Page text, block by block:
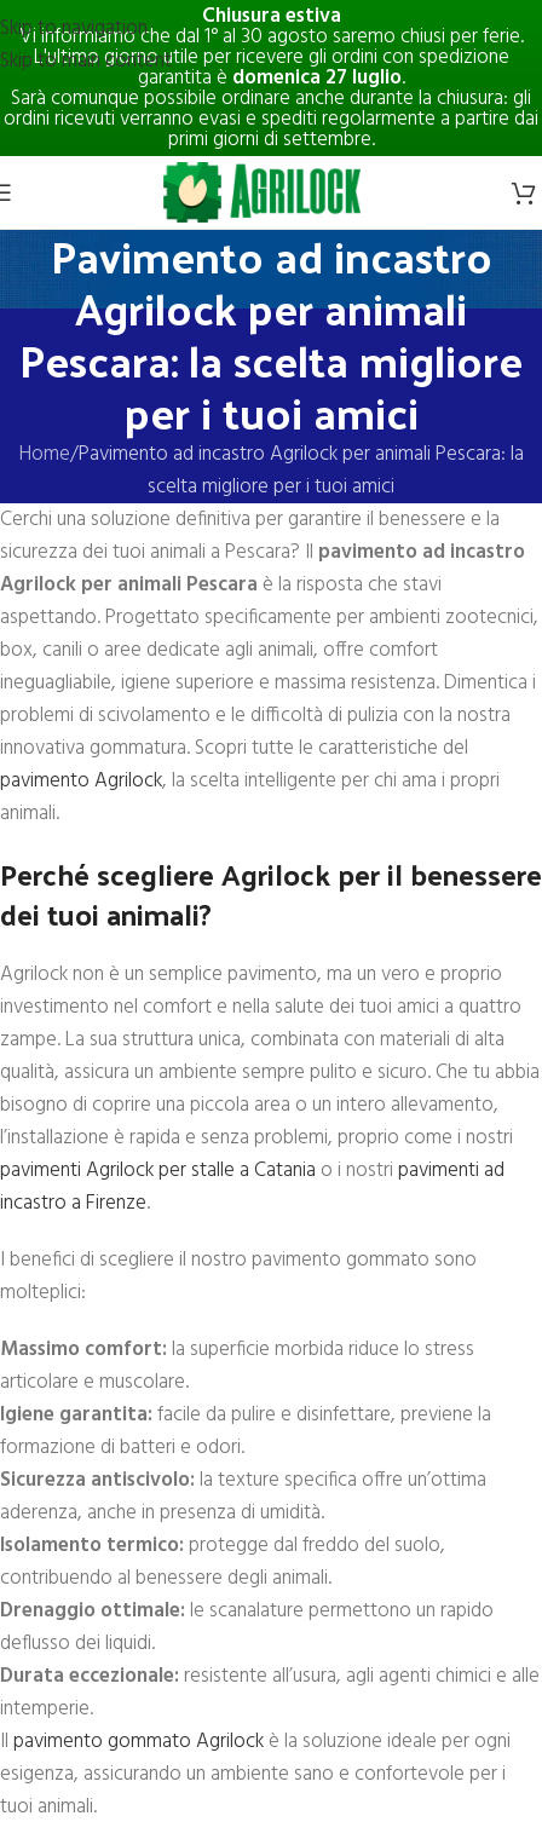
Chiusura estiva
Vi informiamo che dal 1° al 30 agosto saremo chiusi per ferie.
L'ultimo giorno utile per ricevere gli ordini con spedizione
garantita è domenica 27 luglio.
Sarà comunque possibile ordinare anche durante la chiusura: gli
ordini ricevuti verranno evasi e spediti regolarmente a partire dai
primi giorni di settembre.
Skip to navigation
Skip to main content
Pavimento ad incastro
Agrilock per animali
Pescara: la scelta migliore
per i tuoi amici
Home Pavimento ad incastro Agrilock per animali Pescara: la
scelta migliore per i tuoi amici
Cerchi una soluzione definitiva per garantire il benessere e la
sicurezza dei tuoi animali a Pescara? Il pavimento ad incastro
Agrilock per animali Pescara è la risposta che stavi
aspettando. Progettato specificamente per ambienti zootecnici,
box, canili o aree dedicate agli animali, offre comfort
ineguagliabile, igiene superiore e massima resistenza. Dimentica i
problemi di scivolamento e le difficoltà di pulizia con la nostra
innovativa gommatura. Scopri tutte le caratteristiche del
pavimento Agrilock, la scelta intelligente per chi ama i propri
animali.
Perché scegliere Agrilock per il benessere
dei tuoi animali?
Agrilock non è un semplice pavimento, ma un vero e proprio
investimento nel comfort e nella salute dei tuoi amici a quattro
zampe. La sua struttura unica, combinata con materiali di alta
qualità, assicura un ambiente sempre pulito e sicuro. Che tu abbia
bisogno di coprire una piccola area o un intero allevamento,
l’installazione è rapida e senza problemi, proprio come i nostri
pavimenti Agrilock per stalle a Catania o i nostripavimenti ad
incastro a Firenze.
I benefici di scegliere il nostro pavimento gommato sono
molteplici:
Massimo comfort: la superficie morbida riduce lo stress
articolare e muscolare.
Igiene garantita:facile da pulire e disinfettare, previene la
formazione di batteri e odori.
Sicurezza antiscivolo: la texture specifica offre un’ottima
aderenza, anche in presenza di umidità.
Isolamento termico: protegge dal freddo del suolo,
contribuendo al benessere degli animali.
Drenaggio ottimale: le scanalature permettono un rapido
deflusso dei liquidi.
Durata eccezionale: resistente all’usura, agli agenti chimici e alle
intemperie.
Ilpavimento gommato Agrilockè la soluzione ideale per ogni
esigenza, assicurando un ambiente sano e confortevole per i
tuoi animali.